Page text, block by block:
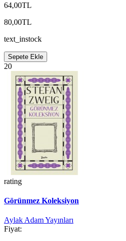
64,00TL
80,00TL
text_instock
Sepete Ekle
20
rating
Görünmez Koleksiyon
Aylak Adam Yayınları
Fiyat: